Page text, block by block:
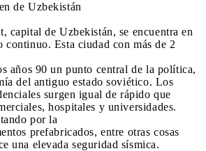
de Uzbekistán
capital de Uzbekistán, se encuentra en
continuo. Esta ciudad con más de 2
años 90 un punto central de la política,
del antiguo estado soviético. Los
surgen igual de rápido que
hospitales y universidades.
por la
prefabricados, entre otras cosas
una elevada seguridad sísmica.